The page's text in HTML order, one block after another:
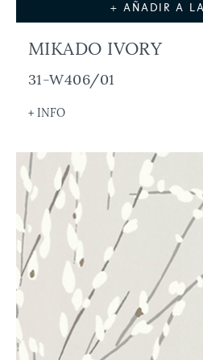
+ AÑADIR A
MIKADO IVORY
31-W406/01
+ INFO